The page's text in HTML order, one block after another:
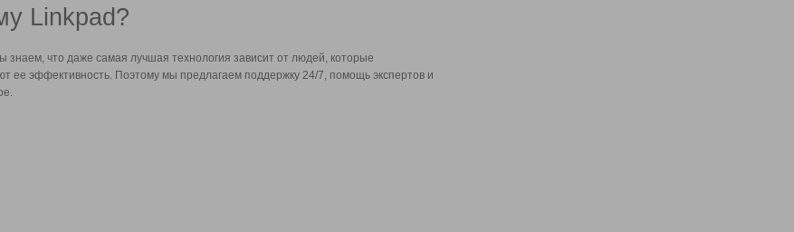
Linkpad?
знаем, что даже самая лучшая технология зависит от людей, которые
ее эффективность. Поэтому мы предлагаем поддержку 24/7, помощь экспертов и